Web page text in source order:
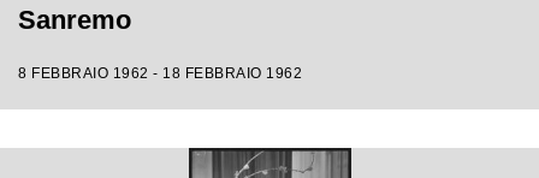
Sanremo
8 FEBBRAIO 1962 - 18 FEBBRAIO 1962